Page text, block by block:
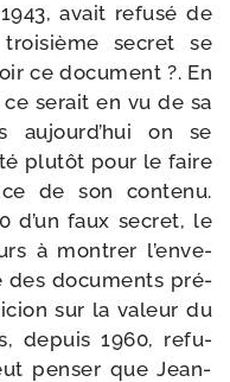
avait refu­sé de
secret se
ce docu­ment ?. En
serait en vu de sa
aujourd’­hui on se
plu­tôt pour le faire
de son conte­nu.
d’un faux secret, le
à mon­trer l’en­ve­
des docu­ments pré­
sur la valeur du
depuis 1960, refu­
pen­ser que Jean-​